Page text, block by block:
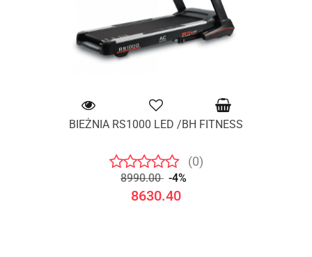
BIEŻNIA RS1000 LED /BH FITNESS
(0)
8990.00 -4%
8630.40